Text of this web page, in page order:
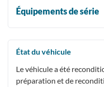
Équipements de série
État du véhicule
Le véhicule a été
préparation et de